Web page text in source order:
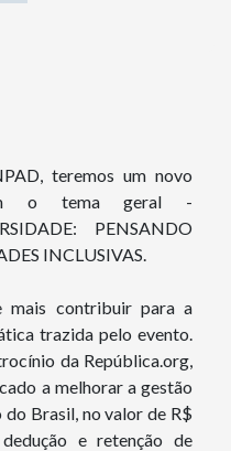
teremos um novo
o tema geral -
PENSANDO
INCLUSIVAS.
mais contribuir para a
trazida pelo evento.
da República.org,
a melhorar a gestão
Brasil, no valor de R$
e retenção de